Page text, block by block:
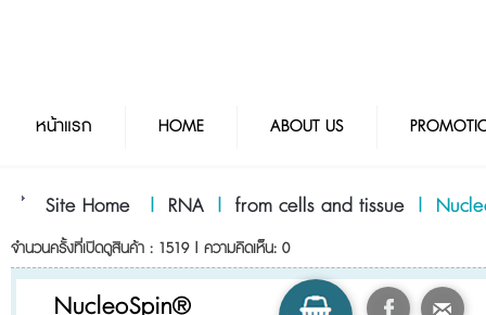
หน้าแรก HOME ABOUT US
Site Home | RNA | from cells and tissue |
จำนวนครั้งที่เปิดดูสินค้า : 1519 | ความคิดเห็น: 0
NucleoSpin®